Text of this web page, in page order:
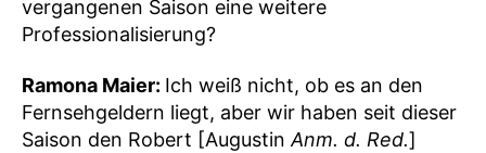
vergangenen Saison eine weitere
Professionalisierung?
Ramona Maier: Ich weiß nicht, ob es an den
Fernsehgeldern liegt, aber wir haben seit dieser
Saison den Robert [Augustin Anm. d. Red.]